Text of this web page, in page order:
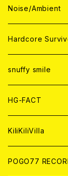
ANALOG
ANALOG
CD
ANALOG
CD
ANALOG
WORLD
CD
ANALOG
JAPAN
CD
ANALOG
WORLD
CD
ANALOG
Noise/Ambient
JAPAN
CD
ANALOG
WORLD
CD
ANALOG
Hardcore
snuffy smile
HG-FACT
KiliKiliVilla
POGO77